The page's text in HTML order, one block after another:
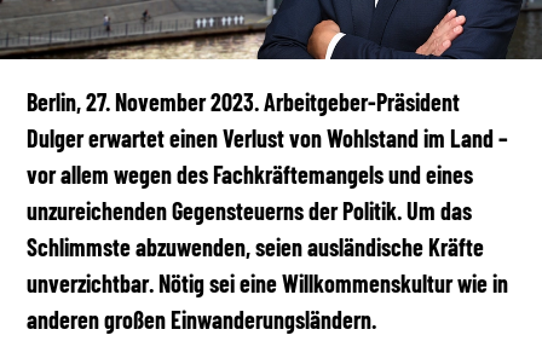
Berlin, 27. November 2023. Arbeitgeber-Präsident
Dulger erwartet einen Verlust von Wohlstand im Land –
vor allem wegen des Fachkräftemangels und eines
unzureichenden Gegensteuerns der Politik. Um das
Schlimmste abzuwenden, seien ausländische Kräfte
unverzichtbar. Nötig sei eine Willkommenskultur wie in
anderen großen Einwanderungsländern.